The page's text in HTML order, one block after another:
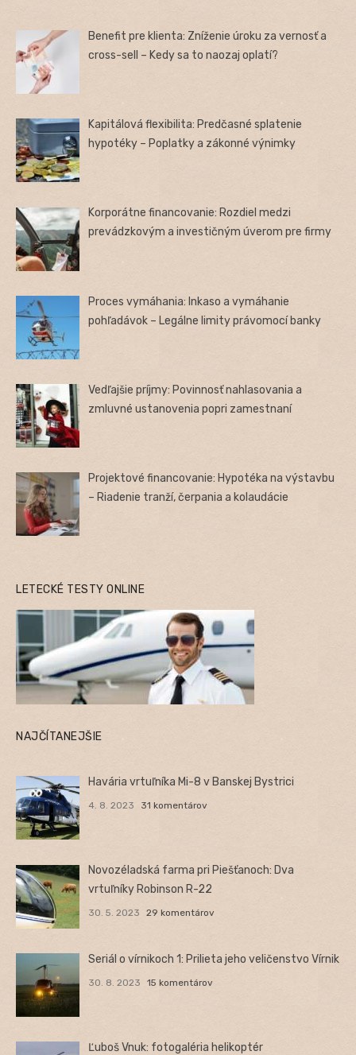
Benefit pre klienta: Zníženie úroku za vernosť a
cross-sell – Kedy sa to naozaj oplatí?
Kapitálová flexibilita: Predčasné splatenie
hypotéky – Poplatky a zákonné výnimky
Korporátne financovanie: Rozdiel medzi
prevádzkovým a investičným úverom pre firmy
Proces vymáhania: Inkaso a vymáhanie
pohľadávok – Legálne limity právomocí banky
Vedľajšie príjmy: Povinnosť nahlasovania a
zmluvné ustanovenia popri zamestnaní
Projektové financovanie: Hypotéka na výstavbu
– Riadenie tranží, čerpania a kolaudácie
LETECKÉ TESTY ONLINE
NAJČÍTANEJŠIE
Havária vrtuľníka Mi-8 v Banskej Bystrici
4. 8. 2023 31 komentárov
Novozéladská farma pri Piešťanoch: Dva
vrtuľníky Robinson R-22
30. 5. 2023 29 komentárov
Seriál o vírnikoch 1: Prilieta jeho veličenstvo Vírnik
30. 8. 2023 15 komentárov
Ľuboš Vnuk: fotogaléria helikoptér